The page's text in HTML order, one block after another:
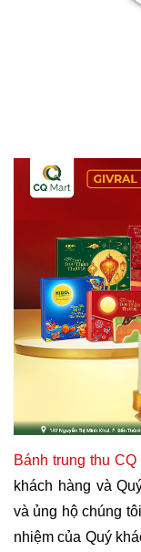
Bánh trung thu CQ
khách hàng và
và ủng hộ chúng
nhiệm của Quý